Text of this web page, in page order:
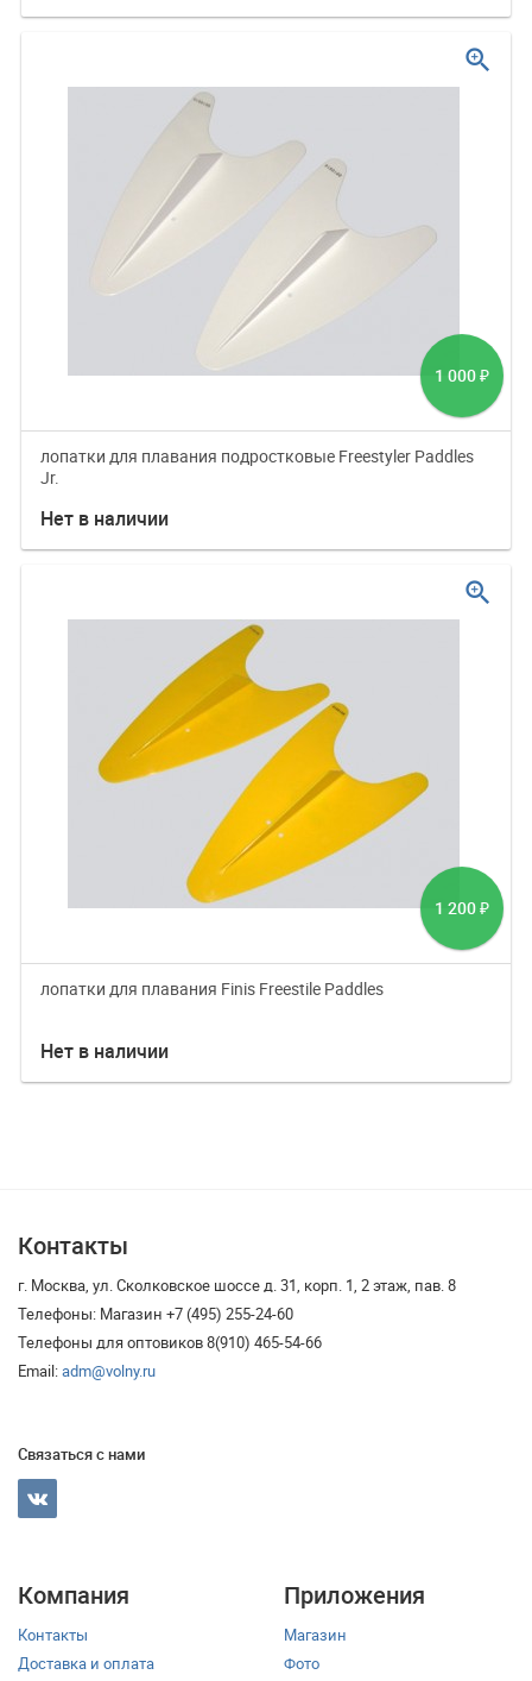
1 000 ₽
лопатки для плавания подростковые Freestyler Paddles
Jr.
Нет в наличии
zoom_in
1 200 ₽
лопатки для плавания Finis Freestile Paddles
Нет в наличии
zoom_in
Контакты
г. Москва, ул. Сколковское шоссе д. 31, корп. 1, 2 этаж, пав. 8
Телефоны: Магазин +7 (495) 255-24-60
Телефоны для оптовиков 8(910) 465-54-66
Email:adm@volny.ru
Связаться с нами
Компания
Контакты
Доставка и оплата
Приложения
Магазин
Фото